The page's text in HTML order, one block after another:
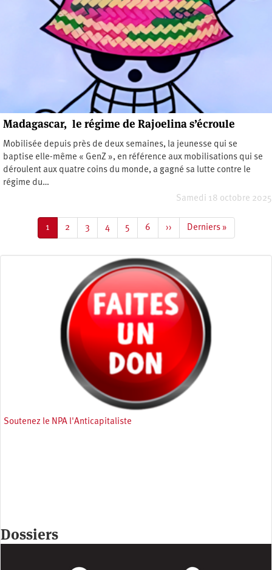
Madagascar, le régime de Rajoelina s’écroule
Mobilisée depuis près de deux semaines, la jeunesse qui se
baptise elle-même « GenZ », en référence aux mobilisations qui se
déroulent aux quatre coins du monde, a gagné sa lutte contre le
régime du…
Samedi 18 octobre 2025
Page
courante
1 Page
2 Page
3 Page
4 Page
5 Page
6
Page
suivante
››
Dernière
page
Derniers »
Soutenez le NPA l'Anticapitaliste
Dossiers